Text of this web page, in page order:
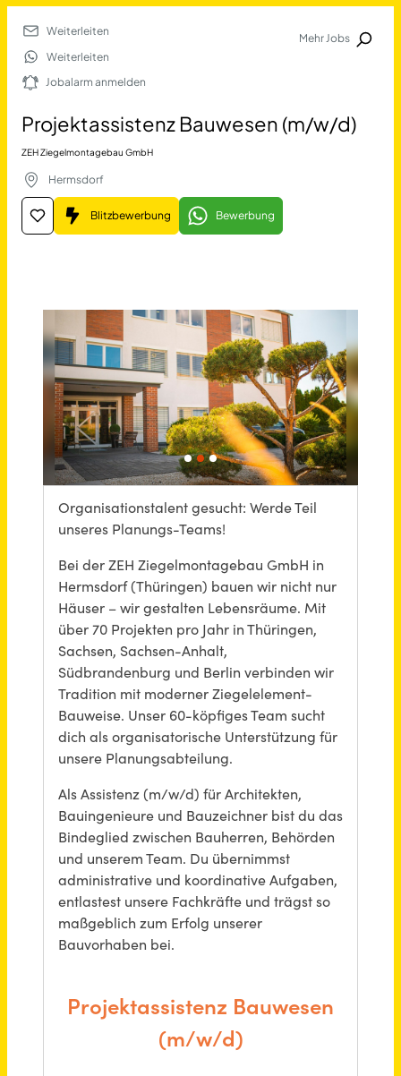
Projektassistenz
11389Jobs Filter
Schneller per Mail.
Bei neuen Stellen als Erstes informiert werden!
Projektassistenz Bauwesen (m/w/d)
ZEH Ziegelmontagebau GmbH
Hermsdorf
Projektassistenz (m/w/d)
SCHOLPP GmbH
Jena
Projektassistenz (m/w/d)
Ulmer Wohnungs- und Siedlungs-Gesellschaft mbH
Ulm
Projektassistenz (m/w/d)
SCHOLPP GmbH
Leonberg (PLZ 71229)
vor einem Monat
Weiterleiten
Weiterleiten
Jobalarm anmelden
Projektassistenz Bauwesen (m/w/d)
ZEH Ziegelmontagebau GmbH
Hermsdorf
Blitzbewerbung Bewerbung
Mehr Jobs